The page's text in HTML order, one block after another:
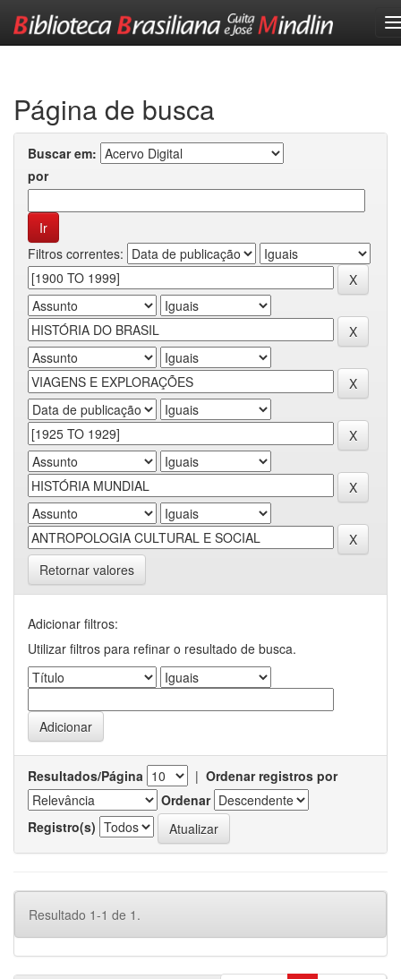
Página de busca
Buscar em:
por
Filtros correntes:
Retornar valores
Adicionar filtros:
Utilizar filtros para refinar o resultado de busca.
Resultados/Página | Ordenar registros por
Ordenar
Registro(s)
Resultado 1-1 de 1.